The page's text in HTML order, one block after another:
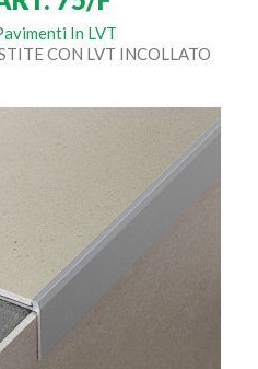
In LVT
CON LVT INCOLLATO